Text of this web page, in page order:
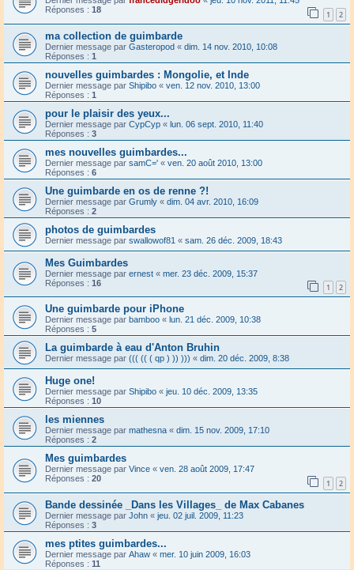
Réponses : 18 1 2
ma collection de guimbarde
Dernier message par Gasteropod « dim. 14 nov. 2010, 10:08
Réponses : 1
nouvelles guimbardes : Mongolie, et Inde
Dernier message par Shipibo « ven. 12 nov. 2010, 13:00
Réponses : 1
pour le plaisir des yeux...
Dernier message par CypCyp « lun. 06 sept. 2010, 11:40
Réponses : 3
mes nouvelles guimbardes...
Dernier message par samC=' « ven. 20 août 2010, 13:00
Réponses : 6
Une guimbarde en os de renne ?!
Dernier message par Grumly « dim. 04 avr. 2010, 16:09
Réponses : 2
photos de guimbardes
Dernier message par swallowof81 « sam. 26 déc. 2009, 18:43
Mes Guimbardes
Dernier message par ernest « mer. 23 déc. 2009, 15:37
Réponses : 16 1 2
Une guimbarde pour iPhone
Dernier message par bamboo « lun. 21 déc. 2009, 10:38
Réponses : 5
La guimbarde à eau d'Anton Bruhin
Dernier message par ((( (( ( qp ) )) ))) « dim. 20 déc. 2009, 8:38
Huge one!
Dernier message par Shipibo « jeu. 10 déc. 2009, 13:35
Réponses : 10
les miennes
Dernier message par mathesna « dim. 15 nov. 2009, 17:10
Réponses : 2
Mes guimbardes
Dernier message par Vince « ven. 28 août 2009, 17:47
Réponses : 20 1 2
Bande dessinée _Dans les Villages_ de Max Cabanes
Dernier message par John « jeu. 02 juil. 2009, 11:23
Réponses : 3
mes ptites guimbardes...
Dernier message par Ahaw « mer. 10 juin 2009, 16:03
Réponses : 11